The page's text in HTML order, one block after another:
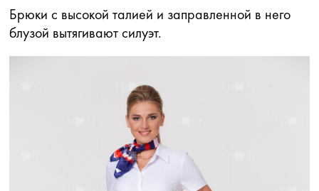
Брюки с высокой талией и заправленной в него
блузой вытягивают силуэт.